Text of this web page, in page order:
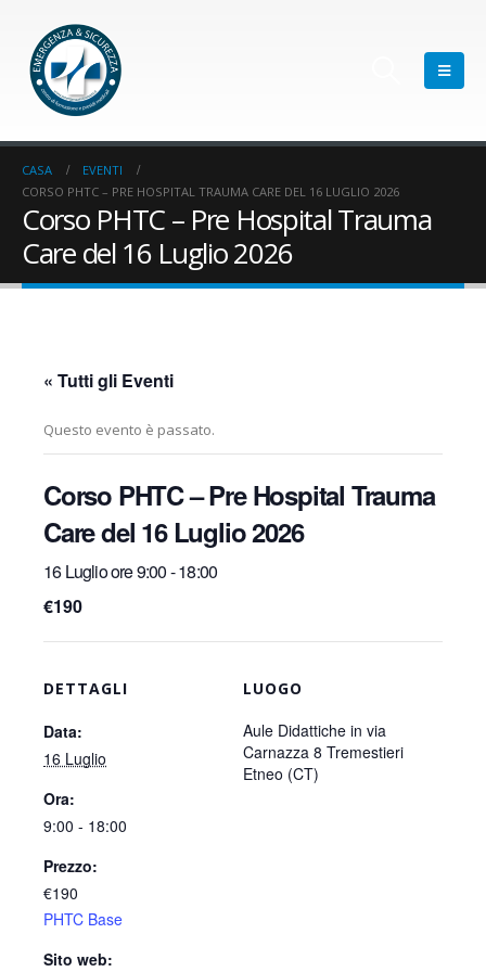
CASA
EVENTI
CORSO PHTC – PRE HOSPITAL TRAUMA CARE DEL 16 LUGLIO 2026
Corso PHTC – Pre Hospital Trauma
Care del 16 Luglio 2026
« Tutti gli Eventi
Questo evento è passato.
Corso PHTC – Pre Hospital Trauma
Care del 16 Luglio 2026
16 Luglio ore 9:00-18:00
€190
DETTAGLI
Data:
16 Luglio
Ora:
9:00 - 18:00
Prezzo:
€190
PHTC Base
Sito web:
LUOGO
Aule Didattiche in via
Carnazza 8 Tremestieri
Etneo (CT)